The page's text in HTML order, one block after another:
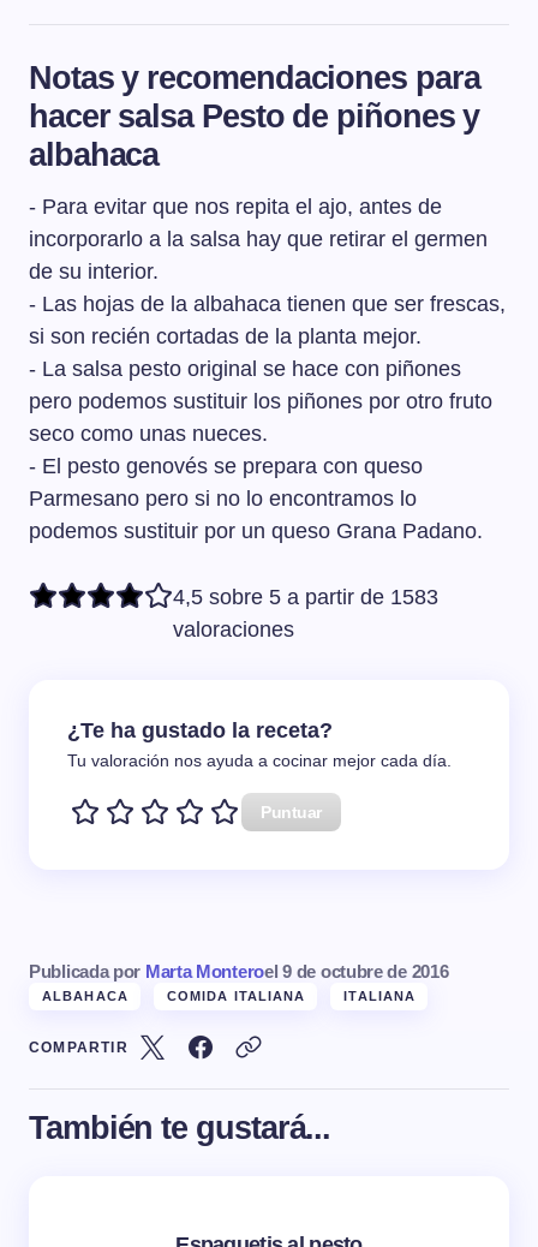
Hay un montón de recetas en las que se puede utilizar
con albahaca más conocidas son la salsa pesto y la
ensalada capresepero también se puede utilizar en
platos de carnes, pescados, sopas e incluso en postres.
Notas y recomendaciones para
hacer salsa Pesto de piñones y
albahaca
- Para evitar que nos repita el ajo, antes de
incorporarlo a la salsa hay que retirar el germen
de su interior.
- Las hojas de la albahaca tienen que ser frescas,
si son recién cortadas de la planta mejor.
- La salsa pesto original se hace con piñones
pero podemos sustituir los piñones por otro fruto
seco como unas nueces.
- El pesto genovés se prepara con queso
Parmesano pero si no lo encontramos lo
podemos sustituir por un queso Grana Padano.
4,5 sobre 5 a partir de 1583
valoraciones
¿Te ha gustado la receta?
Tu valoración nos ayuda a cocinar mejor cada día.
Puntuar
Publicada por Marta Monteroel 9 de octubre de 2016
ALBAHACA COMIDA ITALIANA ITALIANA
COMPARTIR
También te gustará...